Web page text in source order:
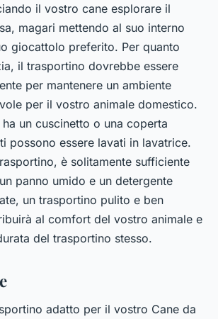
il vostro cane esplorare il
magari mettendo al suo interno
giocattolo preferito. Per quanto
il trasportino dovrebbe essere
per mantenere un ambiente
per il vostro animale domestico.
un cuscinetto o una coperta
possono essere lavati in lavatrice.
è solitamente sufficiente
panno umido e un detergente
un trasportino pulito e ben
al comfort del vostro animale e
del trasportino stesso.
adatto per il vostro Cane da